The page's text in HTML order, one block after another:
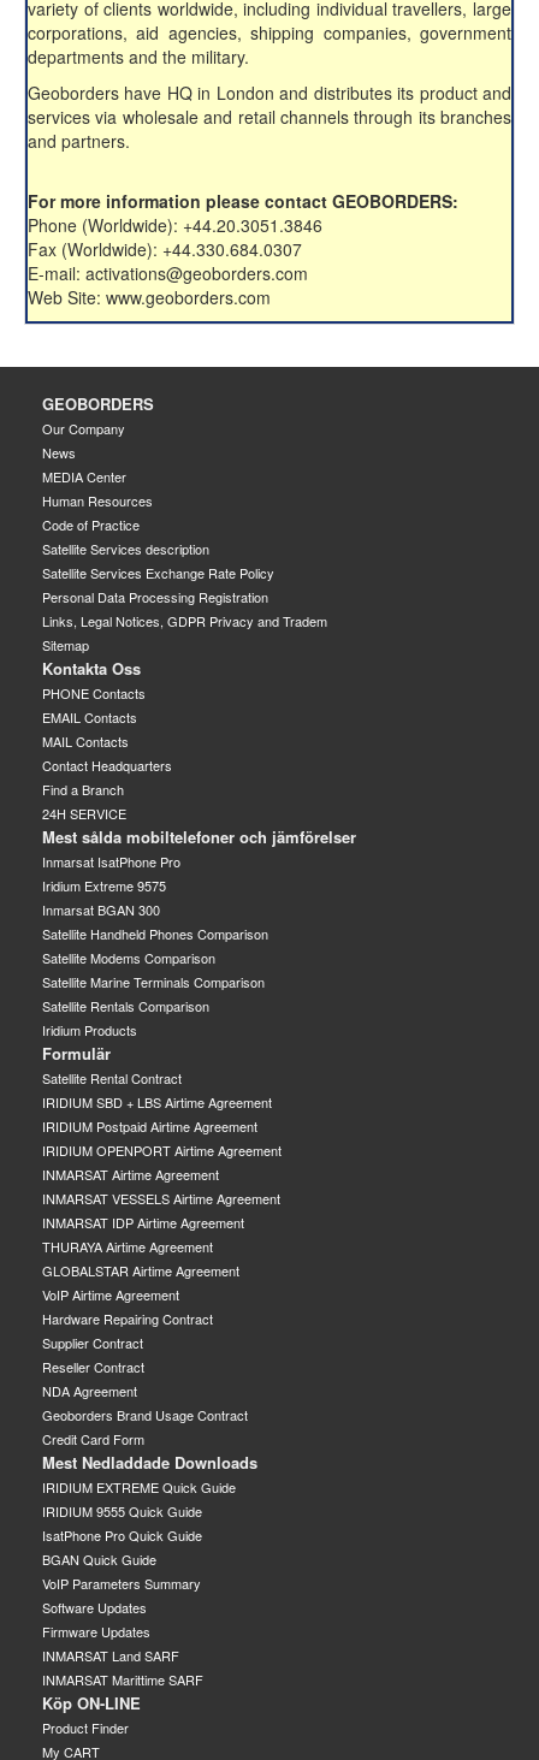
variety of clients worldwide, including individual travellers, large
corporations, aid agencies, shipping companies, government
departments and the military.
Geoborders have HQ in London and distributes its product and
services via wholesale and retail channels through its branches
and partners.
For more information please contact GEOBORDERS:
Phone (Worldwide): +44.20.3051.3846
Fax (Worldwide): +44.330.684.0307
E-mail: activations@geoborders.com
Web Site: www.geoborders.com
GEOBORDERS
Our Company
News
MEDIA Center
Human Resources
Code of Practice
Satellite Services description
Satellite Services Exchange Rate Policy
Personal Data Processing Registration
Links, Legal Notices, GDPR Privacy and Tradem
Sitemap
Kontakta Oss
PHONE Contacts
EMAIL Contacts
MAIL Contacts
Contact Headquarters
Find a Branch
24H SERVICE
Mest sålda mobiltelefoner och jämförelser
Inmarsat IsatPhone Pro
Iridium Extreme 9575
Inmarsat BGAN 300
Satellite Handheld Phones Comparison
Satellite Modems Comparison
Satellite Marine Terminals Comparison
Satellite Rentals Comparison
Iridium Products
Formulär
Satellite Rental Contract
IRIDIUM SBD + LBS Airtime Agreement
IRIDIUM Postpaid Airtime Agreement
IRIDIUM OPENPORT Airtime Agreement
INMARSAT Airtime Agreement
INMARSAT VESSELS Airtime Agreement
INMARSAT IDP Airtime Agreement
THURAYA Airtime Agreement
GLOBALSTAR Airtime Agreement
VoIP Airtime Agreement
Hardware Repairing Contract
Supplier Contract
Reseller Contract
NDA Agreement
Geoborders Brand Usage Contract
Credit Card Form
Mest Nedladdade Downloads
IRIDIUM EXTREME Quick Guide
IRIDIUM 9555 Quick Guide
IsatPhone Pro Quick Guide
BGAN Quick Guide
VoIP Parameters Summary
Software Updates
Firmware Updates
INMARSAT Land SARF
INMARSAT Marittime SARF
Köp ON-LINE
Product Finder
My CART